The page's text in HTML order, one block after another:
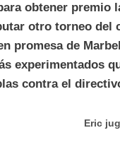
obtener premio
otro torneo del
promesa de
experimentados
contra el
Eric